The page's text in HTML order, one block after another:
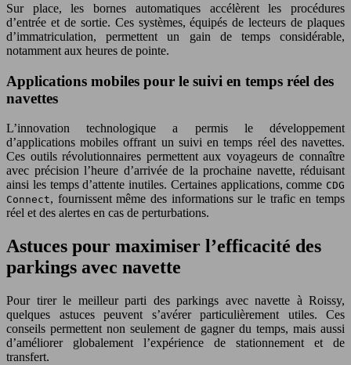
Sur place, les bornes automatiques accélèrent les procédures
d’entrée et de sortie. Ces systèmes, équipés de lecteurs de plaques
d’immatriculation, permettent un gain de temps considérable,
notamment aux heures de pointe.
Applications mobiles pour le suivi en temps réel des
navettes
L’innovation technologique a permis le développement
d’applications mobiles offrant un suivi en temps réel des navettes.
Ces outils révolutionnaires permettent aux voyageurs de connaître
avec précision l’heure d’arrivée de la prochaine navette, réduisant
ainsi les temps d’attente inutiles. Certaines applications, comme CDG
Connect, fournissent même des informations sur le trafic en temps
réel et des alertes en cas de perturbations.
Astuces pour maximiser l’efficacité des
parkings avec navette
Pour tirer le meilleur parti des parkings avec navette à Roissy,
quelques astuces peuvent s’avérer particulièrement utiles. Ces
conseils permettent non seulement de gagner du temps, mais aussi
d’améliorer globalement l’expérience de stationnement et de
transfert.